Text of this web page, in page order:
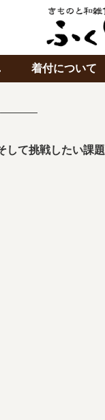
着付について
して挑戦したい課題